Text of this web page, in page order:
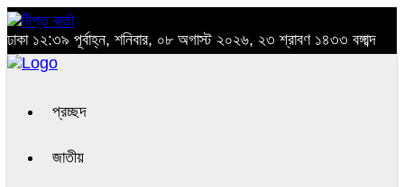
ঢাকা ১২:৩৯ পূর্বাহ্ন, শনিবার, ০৮ অগাস্ট ২০২৬, ২৩ শ্রাবণ ১৪৩৩ বঙ্গাব্দ
প্রচ্ছদ
জাতীয়